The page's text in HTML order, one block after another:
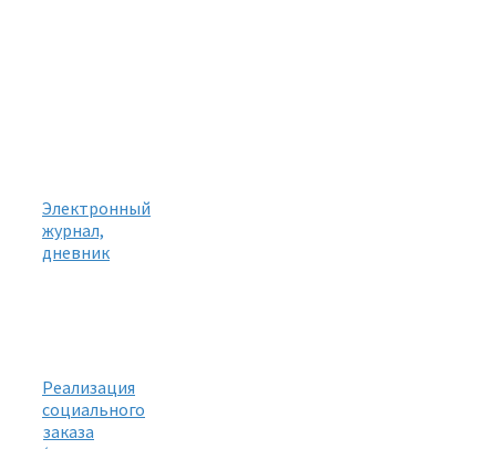
Электронный
журнал,
дневник
Реализация
социального
заказа